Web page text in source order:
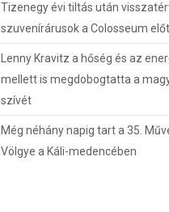
Tizenegy évi tiltás után
szuvenírárusok a Colosseum
Lenny Kravitz a hőség és az
mellett is megdobogtatta a
szívét
Még néhány napig tart a 35.
Völgye a Káli-medencében